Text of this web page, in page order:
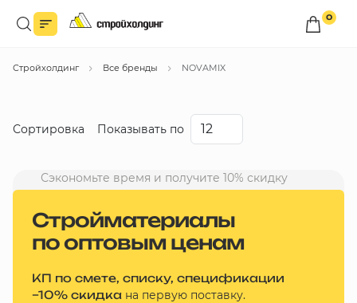
0
Войдите в личный кабинет
Каталог товаров
Быстрый заказ по списку
Все
Избранное
Стройхолдинг Все бренды NOVAMIX
Сортировка
Со скидкой
Дешевые
Дорогие
Новинки
Показывать по
Сэкономьте время и получите 10% скидку
Стройматериалы
по оптовым ценам
КП по смете, списку, спецификации
–10% скидка на первую поставку.